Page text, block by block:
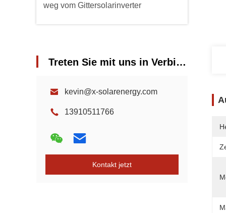
weg vom Gittersolarinverter
Treten Sie mit uns in Verbindung
kevin@x-solarenergy.com
13910511766
Kontakt jetzt